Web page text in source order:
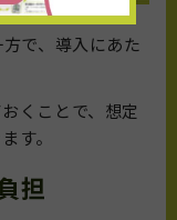
で、導入にあた
くことで、想定
す。
担